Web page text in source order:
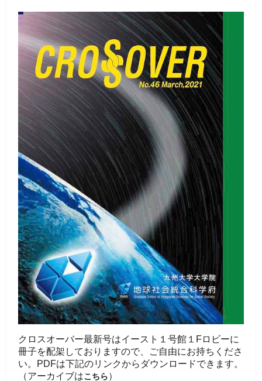
クロスオーバー最新号はイースト１号館１Fロビーに
冊子を配架しておりますので、ご自由にお持ちくださ
い。PDFは下記のリンクからダウンロードできます。
（アーカイブはこちら）